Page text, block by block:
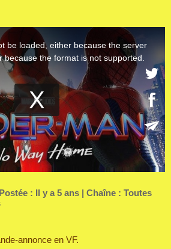
: Il y a 5 ans | Chaîne : Toutes
annonce en VF.